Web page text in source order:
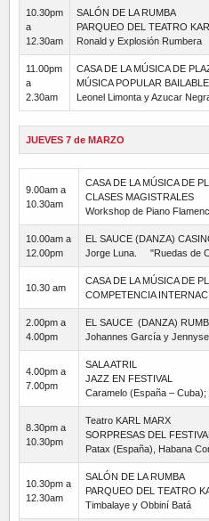
10.30pm
a
12.30am
SALÓN DE LA RUMBA
PARQUEO DEL TEATRO
Ronald y Explosión Rumbera
11.00pm
a
2.30am
CASA DE LA MÚSICA DE
MÚSICA POPULAR BAILABLE
Leonel Limonta y Azucar
JUEVES 7 de MARZO
9.00am a
10.30am
CASA DE LA MÚSICA DE
CLASES MAGISTRALES
Workshop de Piano
10.00am a
12.00pm
EL SAUCE (DANZA)
Jorge Luna. "Ruedas de
10.30 am
CASA DE LA MÚSICA DE
COMPETENCIA
2.00pm a
4.00pm
EL SAUCE (DANZA)
Johannes García y
4.00pm a
7.00pm
SALA ATRIL
JAZZ EN FESTIVAL
Caramelo (España –
8.30pm a
10.30pm
Teatro KARL MARX
SORPRESAS DEL FESTIVAL
Patax (España), Habana
10.30pm a
12.30am
SALÓN DE LA RUMBA
PARQUEO DEL TEATRO
Timbalaye y Obbiní Batá